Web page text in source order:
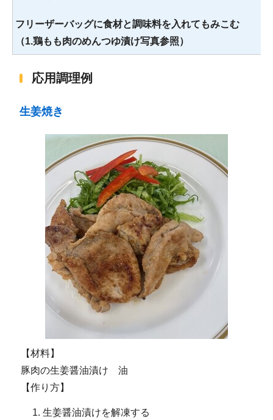
フリーザーバッグに食材と調味料を入れてもみこむ
（1.鶏もも肉のめんつゆ漬け写真参照）
応用調理例
生姜焼き
【材料】
豚肉の生姜醤油漬け 油
【作り方】
生姜醤油漬けを解凍する